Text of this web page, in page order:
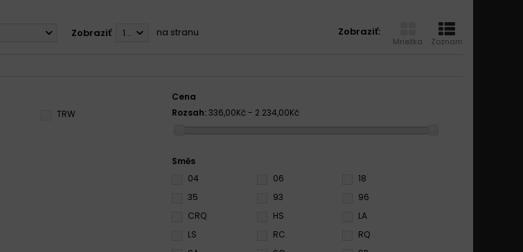
Zobraziť:
Mriežka Zoznam
Zobraziť 12 na stranu
TRW
Cena
Rozsah:336,00Kč - 2 234,00Kč
Směs
04
06
18
35
93
96
CRQ
HS
LA
LS
RC
RQ